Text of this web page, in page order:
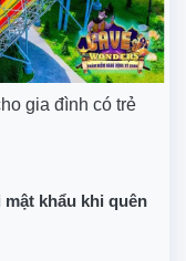
gia đình có trẻ
khẩu khi quên